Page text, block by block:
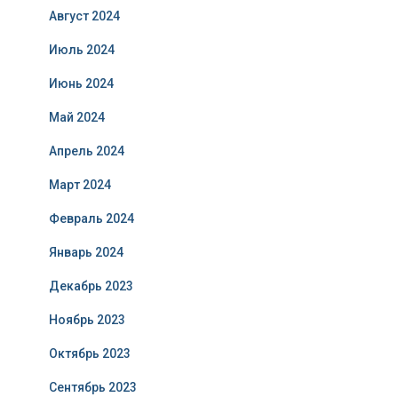
Август 2024
Июль 2024
Июнь 2024
Май 2024
Апрель 2024
Март 2024
Февраль 2024
Январь 2024
Декабрь 2023
Ноябрь 2023
Октябрь 2023
Сентябрь 2023